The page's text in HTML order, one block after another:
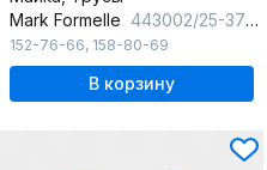
Mark Formelle 443002/25-37068ПП-0 граффити_на_молочном
152-76-66, 158-80-69
В корзину